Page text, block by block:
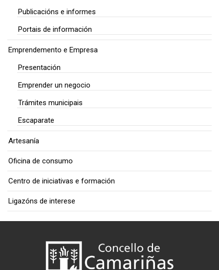
Publicacións e informes
Portais de información
Emprendemento e Empresa
Presentación
Emprender un negocio
Trámites municipais
Escaparate
Artesanía
Oficina de consumo
Centro de iniciativas e formación
Ligazóns de interese